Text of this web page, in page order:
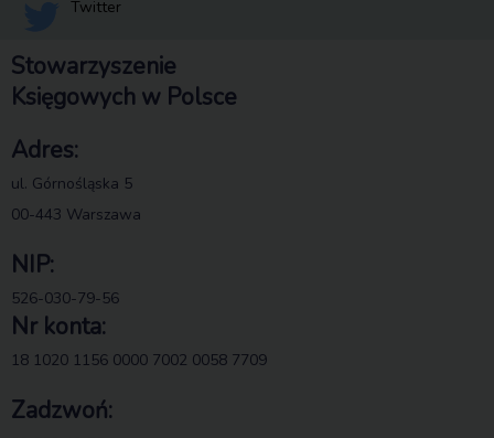
Twitter
Stowarzyszenie
Księgowych w Polsce
Adres:
ul. Górnośląska 5
00-443 Warszawa
NIP:
526-030-79-56
Nr konta:
18 1020 1156 0000 7002 0058 7709
Zadzwoń: